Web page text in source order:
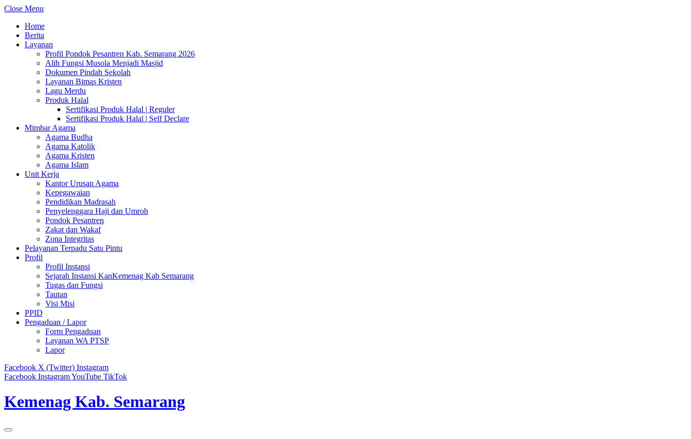
Close Menu
Home
Berita
Layanan
Profil Pondok Pesantren Kab. Semarang 2026
Alih Fungsi Musola Menjadi Masjid
Dokumen Pindah Sekolah
Layanan Bimas Kristen
Lagu Merdu
Produk Halal
Sertifikasi Produk Halal | Reguler
Sertifikasi Produk Halal | Self Declare
Mimbar Agama
Agama Budha
Agama Katolik
Agama Kristen
Agama Islam
Unit Kerja
Kantor Urusan Agama
Kepegawaian
Pendidikan Madrasah
Penyelenggara Haji dan Umroh
Pondok Pesantren
Zakat dan Wakaf
Zona Integritas
Pelayanan Terpadu Satu Pintu
Profil
Profil Instansi
Sejarah Instansi KanKemenag Kab Semarang
Tugas dan Fungsi
Tautan
Visi Misi
PPID
Pengaduan / Lapor
Form Pengaduan
Layanan WA PTSP
Lapor
Facebook X (Twitter) Instagram
Facebook InstagramYouTube TikTok
Kemenag Kab. Semarang